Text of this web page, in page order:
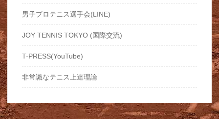
男子プロテニス選手会(LINE)
JOY TENNIS TOKYO (国際交流)
T-PRESS(YouTube)
非常識なテニス上達理論